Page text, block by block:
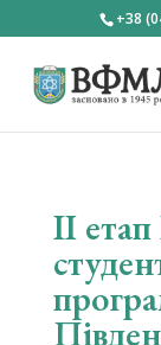
+38
ІI